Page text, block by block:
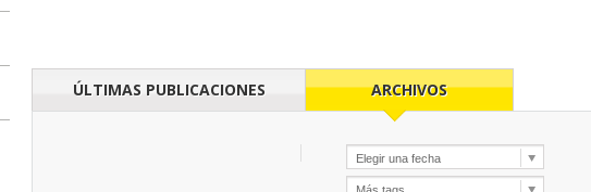
ÚLTIMAS PUBLICACIONES ARCHIVOS